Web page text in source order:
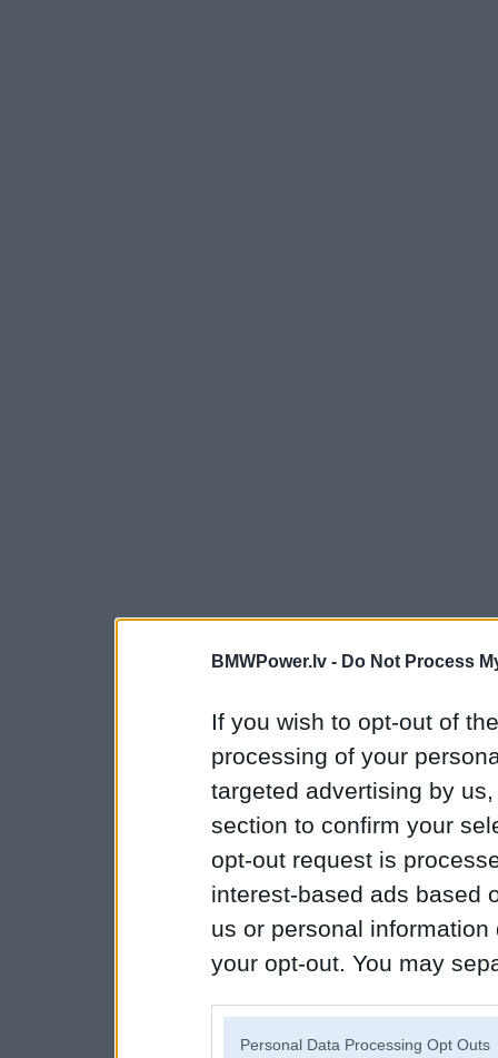
BMWPower.lv - Do Not Process
If you wish to opt-out of
processing of your
targeted advertising by
section to confirm your
opt-out request is
interest-based ads based
us or personal
your opt-out. You may
Personal Data Processing Opt Outs